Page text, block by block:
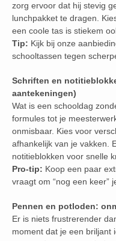
zorg ervoor dat hij stevig
lunchpakket te dragen.
een coole tas is stiekem
Tip: Kijk bij onze
schooltassen tegen
Schriften en
aantekeningen)
Wat is een schooldag
formules tot je
onmisbaar. Kies voor
afhankelijk van je vakken.
notitieblokken voor snelle
Pro-tip: Koop een paar
vraagt om “nog een keer”
Pennen en potloden:
Er is niets frustrerender
moment dat je een briljant